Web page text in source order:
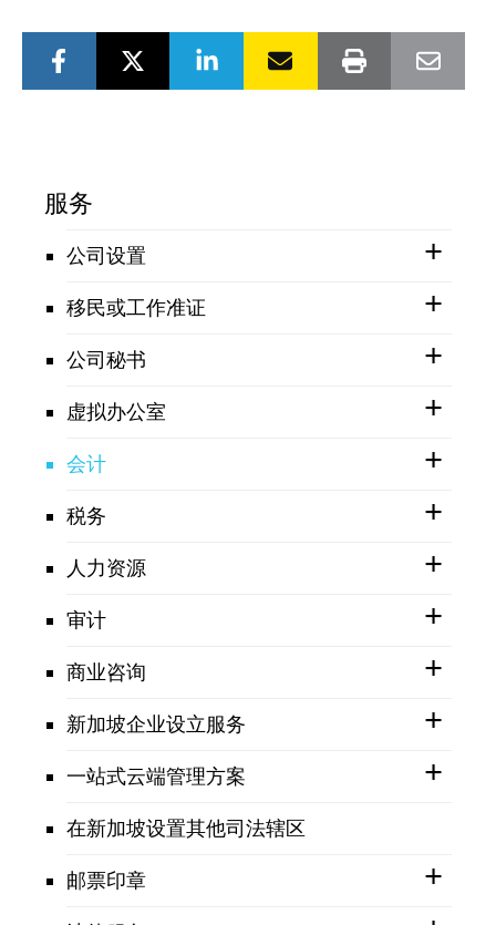
服务
公司设置
移民或工作准证
公司秘书
虚拟办公室
会计
税务
人力资源
审计
商业咨询
新加坡企业设立服务
一站式云端管理方案
在新加坡设置其他司法辖区
邮票印章